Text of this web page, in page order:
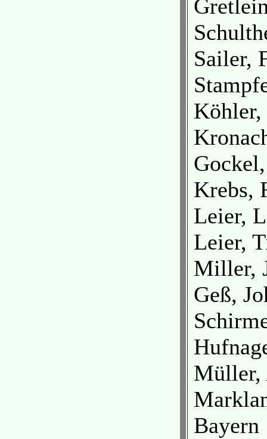
Sailer,
Köhler,
Krebs,
Leier,
Leier,
Miller,
Geß,
Müller,
Bayern